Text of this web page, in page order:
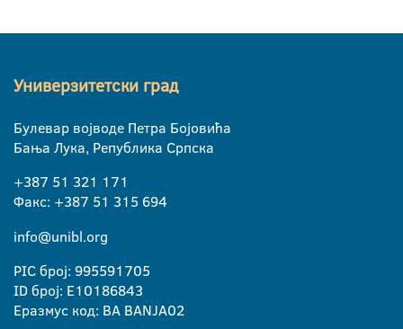
Универзитетски град
Булевар војводе Петра Бојовића
Бања Лука, Република Српска
+387 51 321 171
Факс: +387 51 315 694
info@unibl.org
PIC број: 995591705
ID број: E10186843
Еразмус код: BA BANJA02